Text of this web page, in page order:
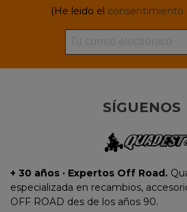
(He leido el consentimiento
SÍGUENOS
+ 30 años · Expertos Off Road.
especializada en recambios,
OFF ROAD des de los años 90.